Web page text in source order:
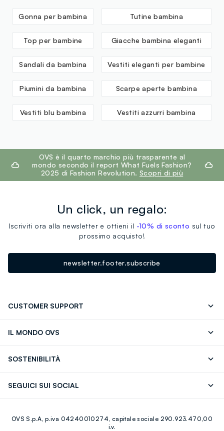
Gonna per bambina Tutine bambina
Top per bambine Giacche bambina eleganti
Sandali da bambina Vestiti eleganti per bambine
Piumini da bambina Scarpe aperte bambina
Vestiti blu bambina Vestiti azzurri bambina
footer.ariatitleOVS è il quarto marchio più trasparente al
mondo secondo il report What Fuels Fashion?
2025 di Fashion Revolution. Scopri di più
Un click, un regalo:
Iscriviti ora alla newsletter e ottieni il -10% di sconto sul tuo
prossimo acquisto!
newsletter.footer.subscribe
CUSTOMER SUPPORT
IL MONDO OVS
Giftcard
SOSTENIBILITÀ
SEGUICI SUI SOCIAL
Youtube Linkedin
OVS S.p.A, p.iva 04240010274, capitale sociale 290.923.470,00
i.v.